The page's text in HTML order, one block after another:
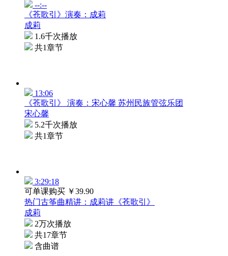
--:--
《苍歌引》演奏：成莉
成莉
1.6千次播放
共1章节
13:06
《苍歌引》 演奏：宋心馨 苏州民族管弦乐团
宋心馨
5.2千次播放
共1章节
3:29:18
可单课购买 ￥39.90
热门古筝曲精讲：成莉讲《苍歌引》
成莉
2万次播放
共17章节
含曲谱